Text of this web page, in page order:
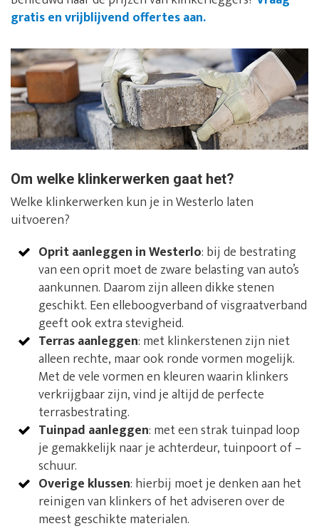
gratis en vrijblijvend offertes aan.
Om welke klinkerwerken gaat het?
Welke klinkerwerken kun je in Westerlo laten
uitvoeren?
Oprit aanleggen in Westerlo: bij de bestrating
van een oprit moet de zware belasting van auto’s
aankunnen. Daarom zijn alleen dikke stenen
geschikt. Een elleboogverband of visgraatverband
geeft ook extra stevigheid.
Terras aanleggen: met klinkerstenen zijn niet
alleen rechte, maar ook ronde vormen mogelijk.
Met de vele vormen en kleuren waarin klinkers
verkrijgbaar zijn, vind je altijd de perfecte
terrasbestrating.
Tuinpad aanleggen: met een strak tuinpad loop
je gemakkelijk naar je achterdeur, tuinpoort of –
schuur.
Overige klussen: hierbij moet je denken aan het
reinigen van klinkers of het adviseren over de
meest geschikte materialen.